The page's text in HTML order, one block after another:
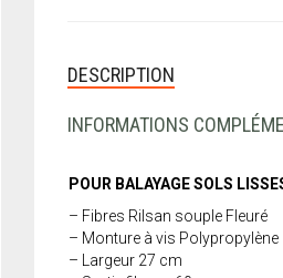
DESCRIPTION
INFORMATIONS
POUR BALAYAGE SOLS
– Fibres Rilsan souple Fleuré
– Monture à vis Polypropylène
– Largeur 27 cm